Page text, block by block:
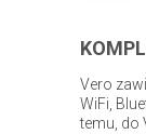
Vero
WiFi,
temu, do